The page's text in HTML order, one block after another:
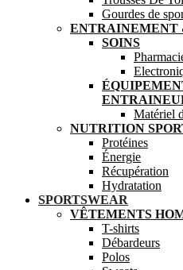
Gourdes de
ENTRAINEMENT
SOINS
Matériel
NUTRITION
Protéines
Énergie
Récupération
Hydratation
SPORTSWEAR
VÊTEMENTS
T-shirts
Débardeurs
Polos